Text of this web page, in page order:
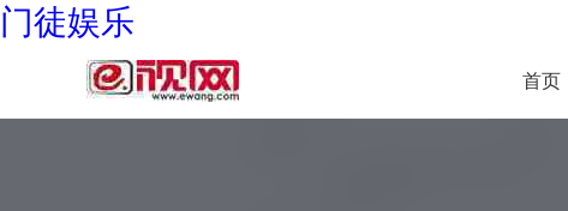
门徒娱乐
首页